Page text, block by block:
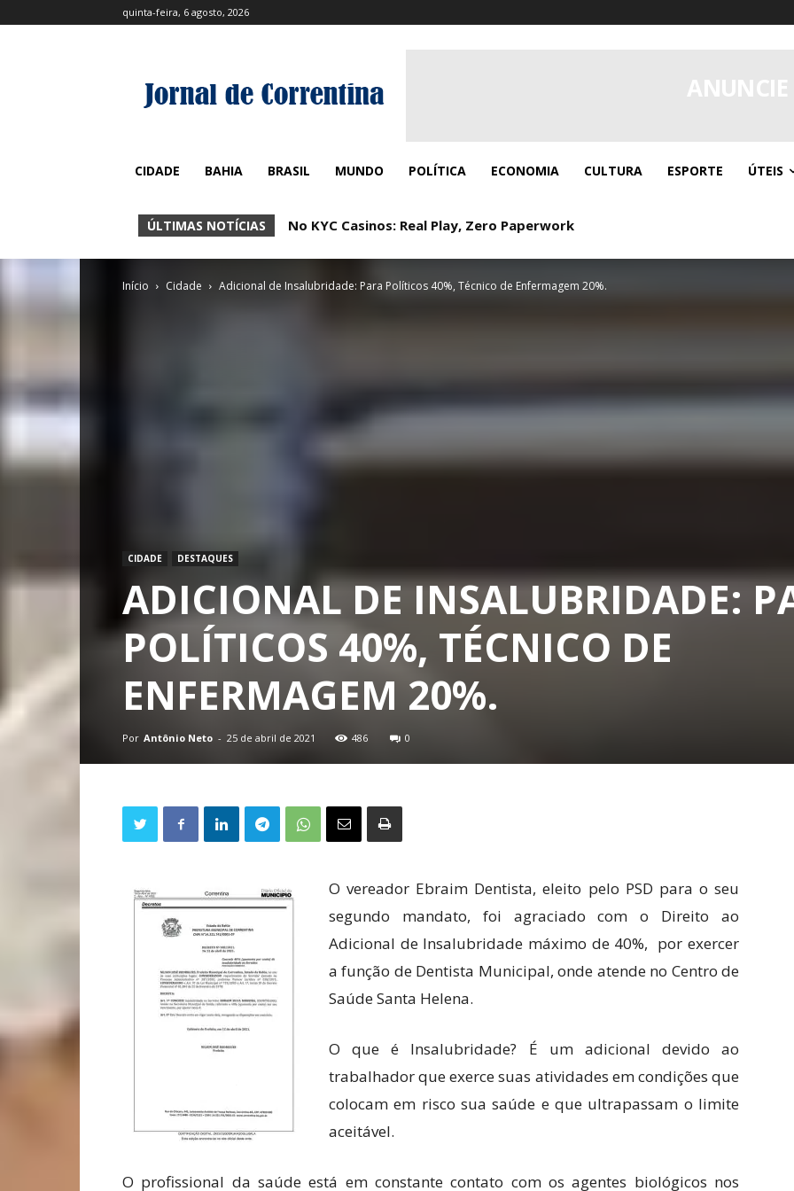
quinta-feira, 6 agosto, 2026
CIDADE BAHIA BRASIL MUNDO POLÍTICA ECONOMIA CULTURA ESPORTE ÚTEIS
ÚLTIMAS NOTÍCIAS No KYC Casinos: Real Play, Zero Paperwork
Início Cidade Adicional de Insalubridade: Para Políticos 40%, Técnico de Enfermagem 20%.
CIDADE DESTAQUES
ADICIONAL DE INSALUBRIDADE:
POLÍTICOS 40%, TÉCNICO DE
ENFERMAGEM 20%.
Por Antônio Neto - 25 de abril de 2021 486 0
O vereador Ebraim Dentista, eleito pelo PSD para o seu
segundo mandato, foi agraciado com o Direito ao
Adicional de Insalubridade máximo de 40%, por exercer
a função de Dentista Municipal, onde atende no Centro de
Saúde Santa Helena.
O que é Insalubridade? É um adicional devido ao
trabalhador que exerce suas atividades em condições que
colocam em risco sua saúde e que ultrapassam o limite
aceitável.
O profissional da saúde está em constante contato com os agentes biológicos nos